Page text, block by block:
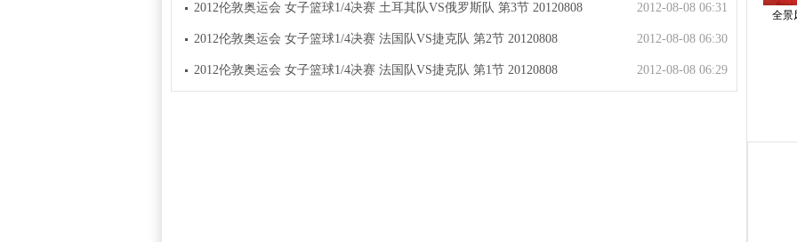
2012-08-08 06:31
2012伦敦奥运会 女子篮球1/4决赛 土耳其队VS俄罗斯队 第3节 20120808
2012-08-08 06:30
2012伦敦奥运会 女子篮球1/4决赛 法国队VS捷克队 第2节 20120808
2012-08-08 06:29
2012伦敦奥运会 女子篮球1/4决赛 法国队VS捷克队 第1节 20120808
全景